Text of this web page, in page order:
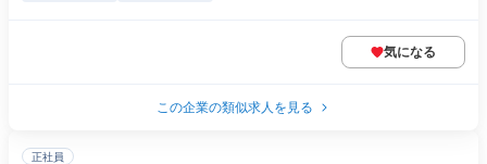
気になる
この企業の類似求人を見る
正社員